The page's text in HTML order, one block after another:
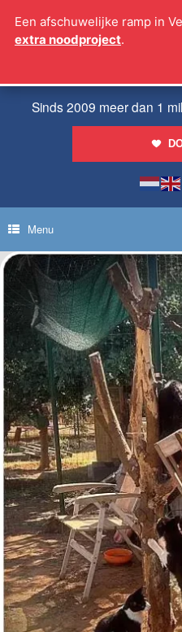
naar
Sinds 2009 meer dan 1
Menu
Een afschuwelijke ramp in
extra noodproject.